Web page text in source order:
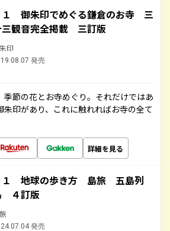
１ 御朱印でめぐる鎌倉のお寺 三
観音完全掲載 三訂版
印
発売
季節の花とお寺めぐり。それだけではあ
朱印があり、これに触れればお寺の全て
詳細を見る
１ 地球の歩き方 島旅 五島列
４訂版
発売